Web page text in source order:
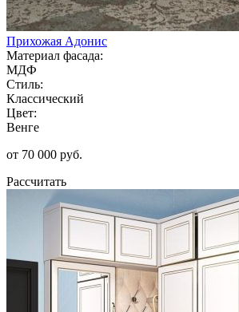
Прихожая Адонис
Материал фасада:
МДФ
Стиль:
Классический
Цвет:
Венге
от 70 000 руб.
Рассчитать